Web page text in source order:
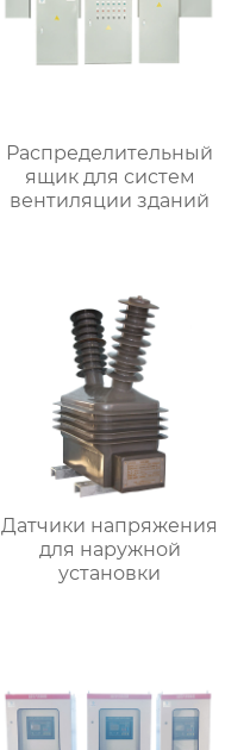
Распределительный
ящик для систем
вентиляции зданий
Датчики напряжения
для наружной
установки